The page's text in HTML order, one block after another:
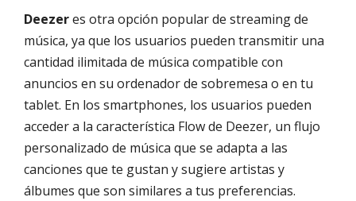
Deezeres otra opción popular de streaming de
música, ya que los usuarios pueden transmitir una
cantidad ilimitada de música compatible con
anuncios en su ordenador de sobremesa o en tu
tablet. En los smartphones, los usuarios pueden
acceder a la característica Flow de Deezer, un flujo
personalizado de música que se adapta a las
canciones que te gustan y sugiere artistas y
álbumes que son similares a tus preferencias.